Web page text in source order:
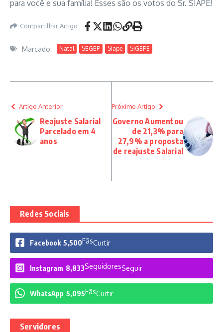
para você e sua família! Esses são os votos do Sr. SIAPE!
Compartilhar Artigo
Marcado: Natal SEGEP Siape SIGEPE
Artigo Anterior
Reajuste Salarial
Parcelado em 4
anos
Próximo Artigo
Governo Aumentou
de 21,3% para
27,9% a proposta
de reajuste Salarial
Redes Sociais
Facebook 5,500FãsCurtir
Instagram 8,833SeguidoresSeguir
WhatsApp 5,095FãsCurtir
Servidores